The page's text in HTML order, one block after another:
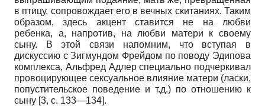
в птицу, сопровождает его в вечных скитаниях. Таким
образом, здесь акцент ставится не на любви
ребенка, а, напротив, на любви матери к своему
сыну. В этой связи напомним, что вступая в
дискуссию с Зигмундом Фрейдом по поводу Эдипова
комплекса, Альфред Адлер специально подчеркивал
провоцирующее сексуальное влияние матери (ласки,
попустительское поведение и т.д.) по отношению к
сыну [3, с. 133—134].